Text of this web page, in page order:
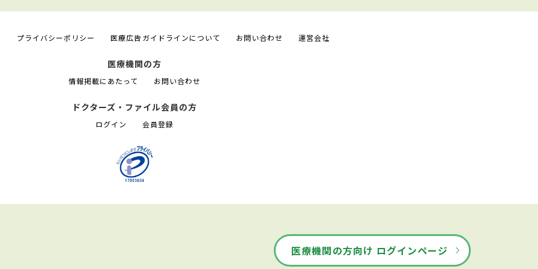
プライバシーポリシー 医療広告ガイドラインについて お問い合わせ 運営会社
医療機関の方
情報掲載にあたって お問い合わせ
ドクターズ・ファイル会員の方
ログイン 会員登録
医療機関の方向け ログインページ